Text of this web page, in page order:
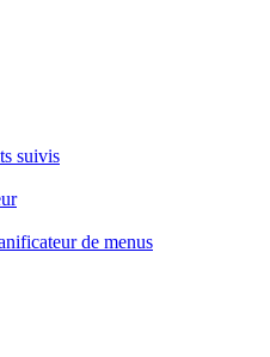
suivis
de menus